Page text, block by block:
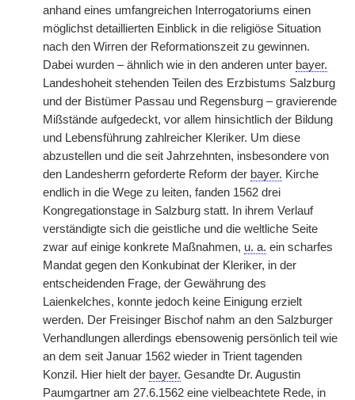
anhand eines umfangreichen Interrogatoriums einen
möglichst detaillierten Einblick in die religiöse Situation
nach den Wirren der Reformationszeit zu gewinnen.
Dabei wurden – ähnlich wie in den anderen unter bayer.
Landeshoheit stehenden Teilen des Erzbistums Salzburg
und der Bistümer Passau und Regensburg – gravierende
Mißstände aufgedeckt, vor allem hinsichtlich der Bildung
und Lebensführung zahlreicher Kleriker. Um diese
abzustellen und die seit Jahrzehnten, insbesondere von
den Landesherrn geforderte Reform der bayer. Kirche
endlich in die Wege zu leiten, fanden 1562 drei
Kongregationstage in Salzburg statt. In ihrem Verlauf
verständigte sich die geistliche und die weltliche Seite
zwar auf einige konkrete Maßnahmen, u. a. ein scharfes
Mandat gegen den Konkubinat der Kleriker, in der
entscheidenden Frage, der Gewährung des
Laienkelches, konnte jedoch keine Einigung erzielt
werden. Der Freisinger Bischof nahm an den Salzburger
Verhandlungen allerdings ebensowenig persönlich teil wie
an dem seit Januar 1562 wieder in Trient tagenden
Konzil. Hier hielt der bayer. Gesandte Dr. Augustin
Paumgartner am 27.6.1562 eine vielbeachtete Rede, in